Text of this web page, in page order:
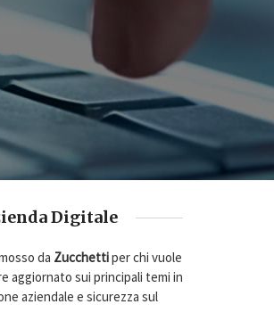
Digitale
da Zucchettiper chi vuole
aggiornato sui principali temi in
aziendale e sicurezza sul